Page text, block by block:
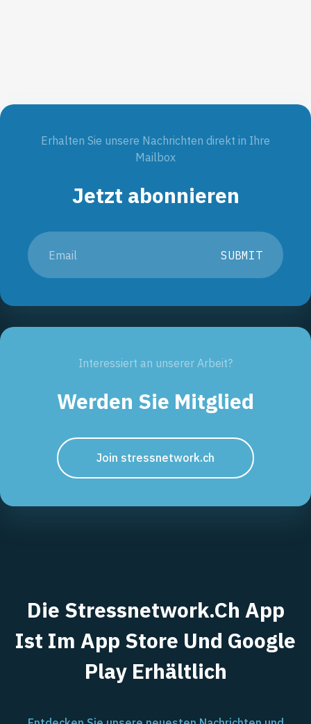
Erhalten Sie unsere Nachrichten direkt in Ihre
Mailbox
Jetzt abonnieren
SUBMIT
Interessiert an unserer Arbeit?
Werden Sie Mitglied
Join stressnetwork.ch
Die Stressnetwork.ch App
Ist Im App Store Und Google
Play Erhältlich